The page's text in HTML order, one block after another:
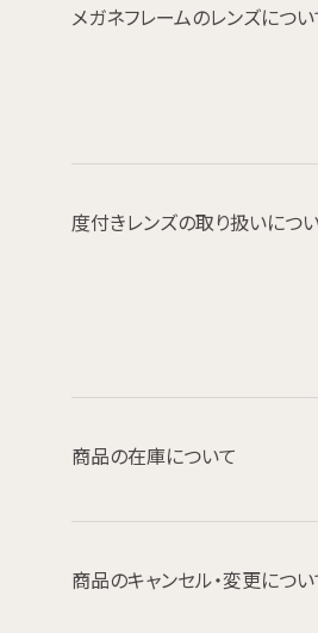
メガネフレームのレンズについ
度付きレンズの取り扱いにつ
商品の在庫について
商品のキャンセル・変更につい